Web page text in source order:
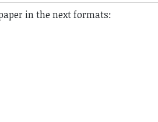
in the next formats: